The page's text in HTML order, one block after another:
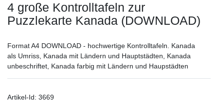
4 große Kontrolltafeln zur
Puzzlekarte Kanada (DOWNLOAD)
Format A4 DOWNLOAD - hochwertige Kontrolltafeln. Kanada
als Umriss, Kanada mit Ländern und Hauptstädten, Kanada
unbeschriftet, Kanada farbig mit Ländern und Haupstädten
Artikel-Id: 3669